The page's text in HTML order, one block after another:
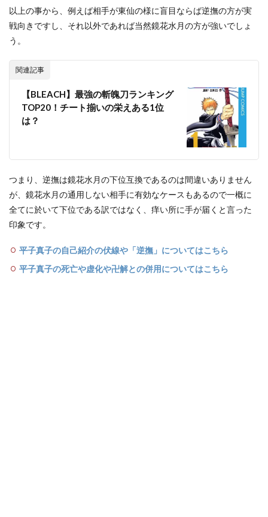
以上の事から、例えば相手が東仙の様に盲目ならば逆撫の方が実
戦向きですし、それ以外であれば当然鏡花水月の方が強いでしょ
う。
関連記事
【BLEACH】最強の斬魄刀ランキング
TOP20！チート揃いの栄えある1位
は？
つまり、逆撫は鏡花水月の下位互換であるのは間違いありません
が、鏡花水月の通用しない相手に有効なケースもあるので一概に
全てに於いて下位である訳ではなく、痒い所に手が届くと言った
印象です。
平子真子の自己紹介の伏線や「逆撫」についてはこちら
平子真子の死亡や虚化や卍解との併用についてはこちら